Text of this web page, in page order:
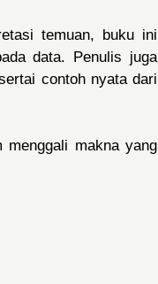
temuan, buku ini
data. Penulis juga
contoh nyata dari
menggali makna yang